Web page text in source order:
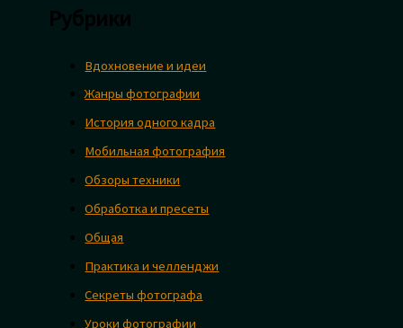
Вдохновение и идеи
Жанры фотографии
История одного кадра
Мобильная фотография
Обзоры техники
Обработка и пресеты
Общая
Практика и челленджи
Секреты фотографа
Уроки фотографии